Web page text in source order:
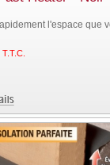
l'espace que
T.T.C.